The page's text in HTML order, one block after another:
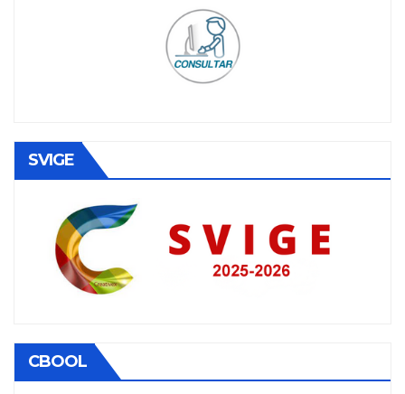
SVIGE
CBOOL